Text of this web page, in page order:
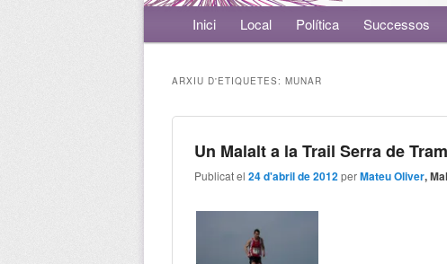
Menú principalAneu al contingut principal
Aneu al contingut secundari
Inici Local Política Successos
ARXIU D'ETIQUETES: MUNAR
Un Malalt a la Trail Serra de
Publicat el24 d'abril de 2012perMateu Oliver,